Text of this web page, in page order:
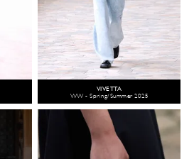
VIVETTA
WW - Spring/Summer 2025